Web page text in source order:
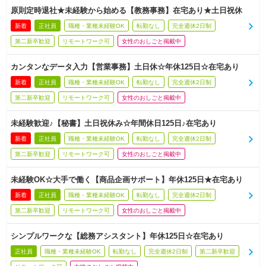
原則定時退社★未経験から始める【教務事務】在宅あり★土日祝休
新着 正社員 職種・業種未経験OK 転勤なし 完全週休2日制
第二新卒歓迎 リモートワーク可 女性のおしごと掲載中
カンタンなデータ入力【営業事務】土日休☆年休125日☆在宅あり
新着 正社員 職種・業種未経験OK 転勤なし 完全週休2日制
第二新卒歓迎 リモートワーク可 女性のおしごと掲載中
未経験歓迎♪【秘書】土日祝休み☆年間休日125日♪在宅あり
新着 正社員 職種・業種未経験OK 転勤なし 完全週休2日制
第二新卒歓迎 リモートワーク可 女性のおしごと掲載中
未経験OK☆大手で働く【商品企画サポート】年休125日★在宅あり
新着 正社員 職種・業種未経験OK 転勤なし 完全週休2日制
第二新卒歓迎 リモートワーク可 女性のおしごと掲載中
シンプルワークな【総務アシスタント】年休125日☆在宅あり
正社員 職種・業種未経験OK 転勤なし 完全週休2日制 第二新卒歓迎